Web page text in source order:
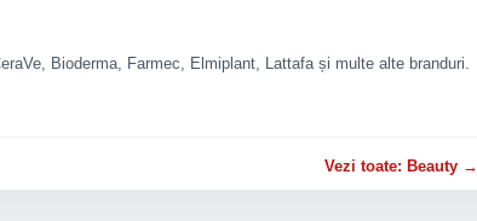
Bioderma, Farmec, Elmiplant, Lattafa și multe alte branduri.
Vezi toate: Beauty →